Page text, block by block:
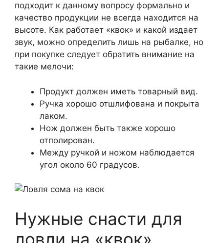
подходит к данному вопросу формально и
качество продукции не всегда находится на
высоте. Как работает «квок» и какой издает
звук, можно определить лишь на рыбалке, но
при покупке следует обратить внимание на
такие мелочи:
Продукт должен иметь товарный вид.
Ручка хорошо отшлифована и покрыта
лаком.
Нож должен быть также хорошо
отполирован.
Между ручкой и ножом наблюдается
угол около 60 градусов.
Нужные снасти для
ловли на «квок»